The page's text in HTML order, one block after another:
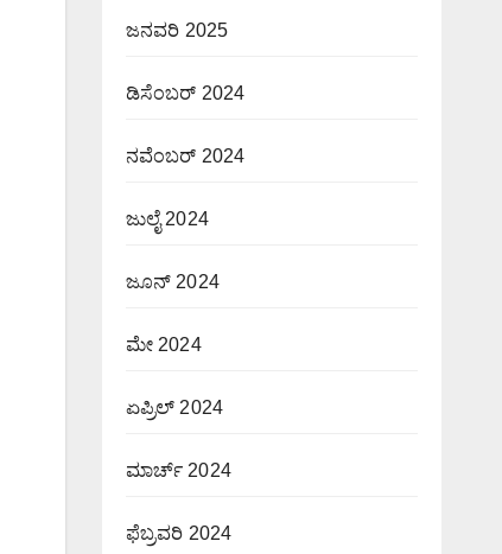
ಜನವರಿ 2025
ಡಿಸೆಂಬರ್ 2024
ನವೆಂಬರ್ 2024
ಜುಲೈ 2024
ಜೂನ್ 2024
ಮೇ 2024
ಏಪ್ರಿಲ್ 2024
ಮಾರ್ಚ್ 2024
ಫೆಬ್ರವರಿ 2024